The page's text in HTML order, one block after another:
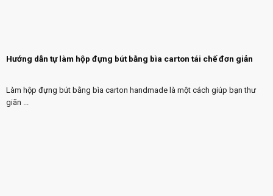
Hướng dẫn tự làm hộp đựng bút bằng bìa carton tái chế đơn giản
Làm hộp đựng bút bằng bìa carton handmade là một cách giúp bạn thư
giãn ...